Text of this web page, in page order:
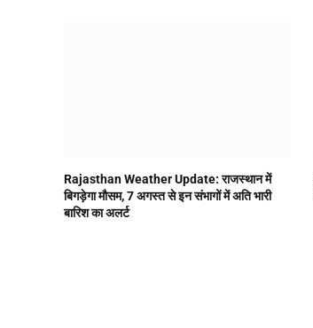
Rajasthan Weather Update: राजस्थान में
बिगड़ेगा मौसम, 7 अगस्त से इन संभागों में अति भारी
बारिश का अलर्ट